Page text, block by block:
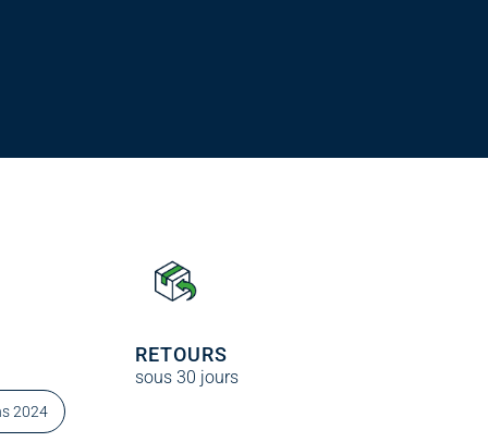
2024
RETOURS
sous 30 jours